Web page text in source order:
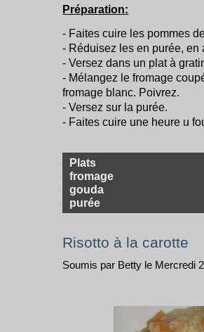
Préparation:
- Faites cuire les pommes
- Réduisez les en purée,
- Versez dans un plat à
- Mélangez le fromage
fromage blanc. Poivrez.
- Versez sur la purée.
- Faites cuire une heure u
Plats
fromage
gouda
purée
Risotto à la carotte
Soumis par Betty le Mercredi